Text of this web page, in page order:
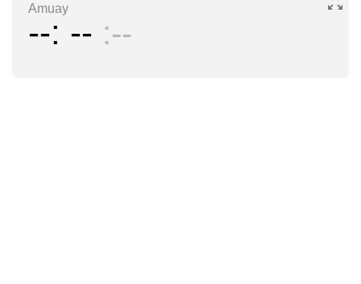
Amuay
-- -- --